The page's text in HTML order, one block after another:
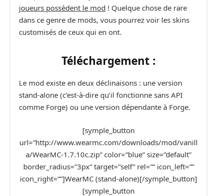
joueurs possèdent le mod ! Quelque chose de rare
dans ce genre de mods, vous pourrez voir les skins
customisés de ceux qui en ont.
Téléchargement :
Le mod existe en deux déclinaisons : une version
stand-alone (c’est-à-dire qu’il fonctionne sans API
comme Forge) ou une version dépendante à Forge.
[symple_button
url=”http://www.wearmc.com/downloads/mod/vanill
a/WearMC-1.7.10c.zip” color=”blue” size=”default”
border_radius=”3px” target=”self” rel=”” icon_left=””
icon_right=””]WearMC (stand-alone)[/symple_button]
[symple_button